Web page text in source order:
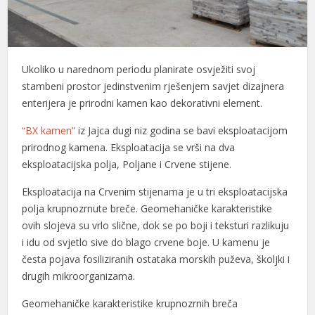
Ukoliko u narednom periodu planirate osvježiti svoj
stambeni prostor jedinstvenim rješenjem savjet dizajnera
enterijera je prirodni kamen kao dekorativni element.
“BX kamen” iz Jajca dugi niz godina se bavi eksploatacijom
prirodnog kamena. Eksploatacija se vrši na dva
eksploatacijska polja, Poljane i Crvene stijene.
Eksploatacija na Crvenim stijenama je u tri eksploatacijska
polja krupnozrnute breče. Geomehaničke karakteristike
ovih slojeva su vrlo slične, dok se po boji i teksturi razlikuju
i idu od svjetlo sive do blago crvene boje. U kamenu je
česta pojava fosiliziranih ostataka morskih puževa, školjki i
drugih mikroorganizama.
Geomehaničke karakteristike krupnozrnih breča